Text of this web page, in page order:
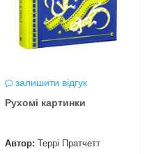
залишити відгук
Рухомі картинки
Автор: Террі Пратчетт